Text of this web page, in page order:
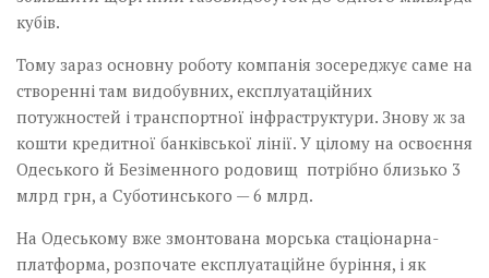
кубів.
Тому зараз основну роботу компанія зосереджує саме на
створенні там видобувних, експлуатаційних
потужностей і транспортної інфраструктури. Знову ж за
кошти кредитної банківської лінії. У цілому на освоєння
Одеського й Безіменного родовищ потрібно близько 3
млрд грн, а Суботинського — 6 млрд.
На Одеському вже змонтована морська стаціонарна­­
платформа, розпочате експлуатаційне буріння, і як